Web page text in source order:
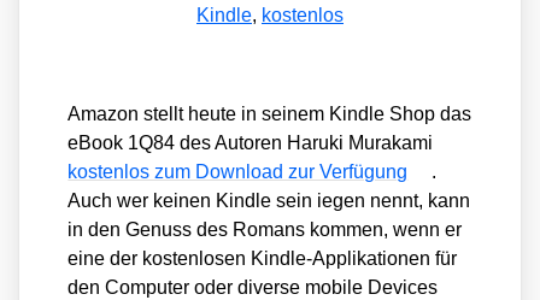
Kindle, kostenlos
Ama­zon stellt heu­te in sei­nem Kind­le Shop das
eBook 1Q84 des Autoren Haru­ki Mura­ka­mi
kos­ten­los zum Down­load zur Ver­fü­gung
.
Auch wer kei­nen Kind­le sein iegen nennt, kann
in den Genuss des Romans kom­men, wenn er
eine der kos­ten­lo­sen Kind­le-Appli­ka­tio­nen für
den Com­pu­ter oder diver­se mobi­le Devices